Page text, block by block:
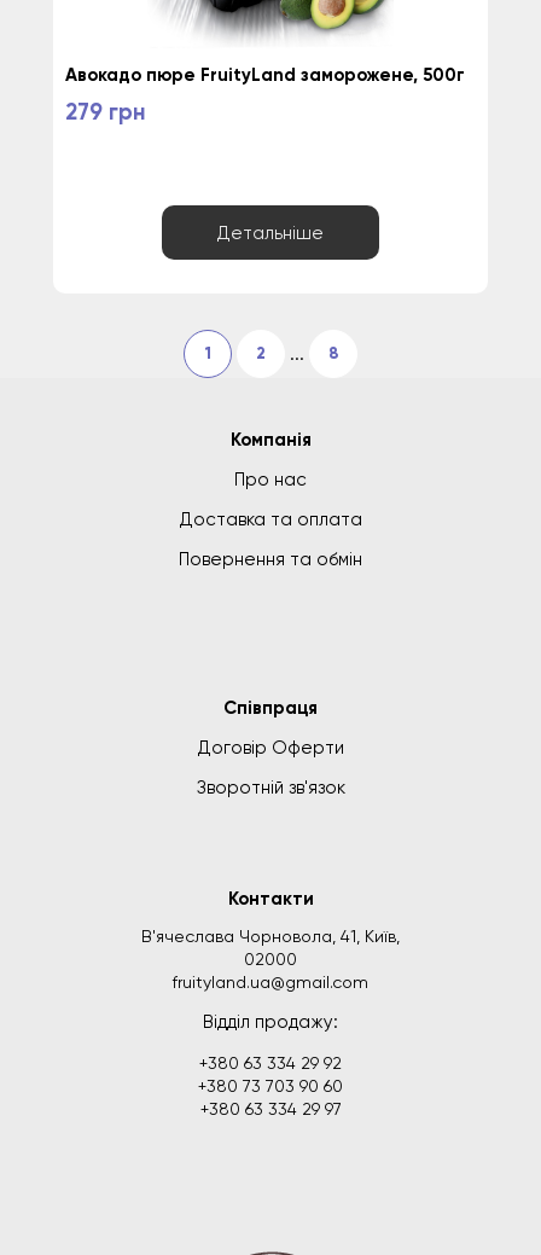
Авокадо пюре FruityLand заморожене, 500г
279 грн
Детальніше
1 2 ... 8
Компанія
Про нас
Доставка та оплата
Повернення та обмін
Співпраця
Договір Оферти
Зворотній зв'язок
Контакти
В'ячеслава Чорновола, 41, Київ,
02000
fruityland.ua@gmail.com
Відділ продажу:
+380 63 334 29 92
+380 73 703 90 60
+380 63 334 29 97